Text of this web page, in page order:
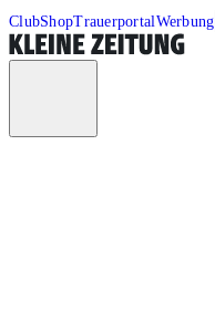
ClubShopTrauerportalWerbung